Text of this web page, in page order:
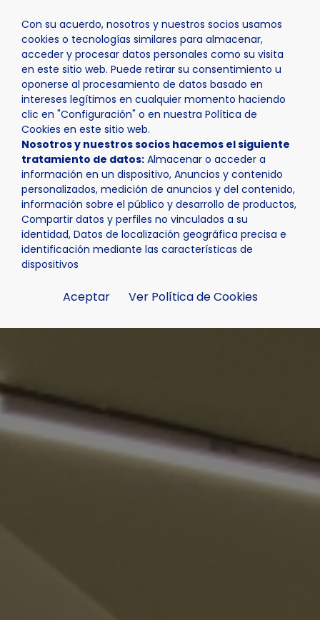
Con su acuerdo, nosotros y nuestros socios usamos
cookies o tecnologías similares para almacenar,
acceder y procesar datos personales como su visita
en este sitio web. Puede retirar su consentimiento u
oponerse al procesamiento de datos basado en
intereses legítimos en cualquier momento haciendo
clic en "Configuración" o en nuestra Política de
Cookies en este sitio web.
Nosotros y nuestros socios hacemos el siguiente
tratamiento de datos: Almacenar o acceder a
información en un dispositivo, Anuncios y contenido
personalizados, medición de anuncios y del contenido,
información sobre el público y desarrollo de productos,
Compartir datos y perfiles no vinculados a su
identidad, Datos de localización geográfica precisa e
identificación mediante las características de
dispositivos
Aceptar Ver Política de Cookies
Inicio Actualidad Noticias Noticia - Lab_Nucia